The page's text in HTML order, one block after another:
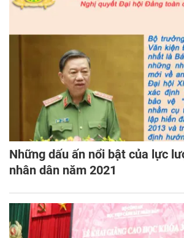
Những dấu ấn nổi bật của lực
nhân dân năm 2021